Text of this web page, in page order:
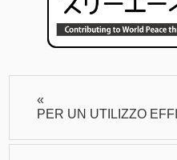
«
PER UN UTILIZZO